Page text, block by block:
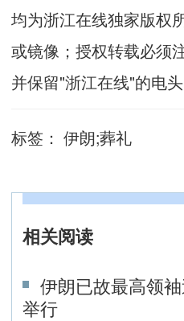
均为浙江在线独家版权
或镜像；授权转载必须
并保留"浙江在线"的电头
标签： 伊朗;葬礼
相关阅读
伊朗已故最高领
举行